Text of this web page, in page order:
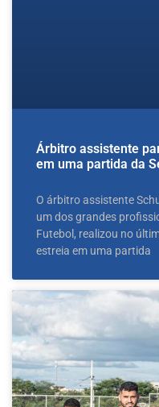
Árbitro assistente
em uma partida da
O árbitro assistente
um dos grandes
Futebol, realizou no
estreia em uma partida